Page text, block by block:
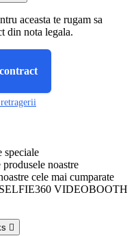
aceasta te rugam sa
din nota legala.
retragerii
speciale
noastre
cele mai cumparate
VIDEOBOOTH
